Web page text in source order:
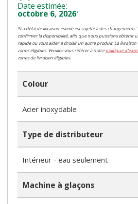
Date estimée:
octobre 6, 2026*
*La délai de livraison estimé est sujette à des
confirmer la disponibilité, afin que nous puissions obtenir
rapide ou vous aider à choisir un autre produit. La livraison
zones éligibles. Veuillez vous référer à notrepolitique
zones de livraison éligibles.
Colour
Acier inoxydable
Type de distributeur
Intérieur - eau seulement
Machine à glaçons